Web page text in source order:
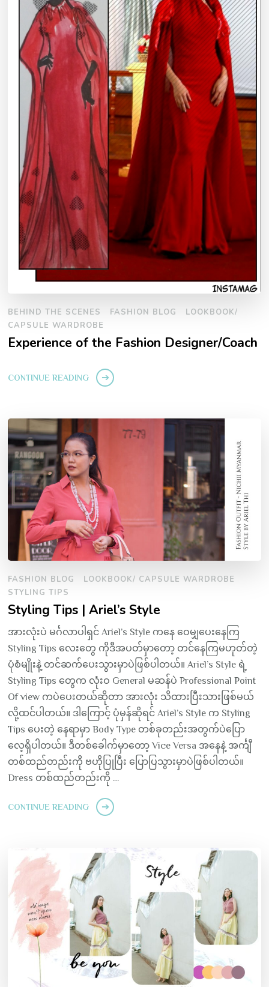
BEHIND THE SCENES FASHION BLOG
LOOKBOOK/
CAPSULE WARDROBE
Experience of the Fashion Designer/Coach
CONTINUE READING
FASHION BLOG
LOOKBOOK/ CAPSULE WARDROBE
STYLING TIPS
Styling Tips | Ariel’s Style
အားလုံးပဲ မင်္ဂလာပါရှင် Ariel’s Style ကနေ ဝေမျှပေးနေကြ
Styling Tips လေးတွေ ကိုဒီအပတ်မှာတော့ တင်နေကြမဟုတ်တဲ့
ပုံစံမျိုးနဲ့ တင်ဆက်ပေးသွားမှာပဲဖြစ်ပါတယ်။ Ariel’s Style ရဲ့
Styling Tips တွေက လုံးဝ General မဆန်ပဲ Professional Point
Of view ကပဲပေးတယ်ဆိုတာ အားလုံး သိထားပြီးသားဖြစ်မယ်
လို့ထင်ပါတယ်။ ဒါကြောင့် ပုံမှန်ဆိုရင် Ariel’s Style က Styling
Tips ပေးတဲ့ နေရာမှာ Body Type တစ်ခုတည်းအတွက်ပဲပြော
လေ့ရှိပါတယ်။ ဒီတစ်ခေါက်မှာတော့ Vice Versa အနေနဲ့ အင်္ကျီ
တစ်ထည်တည်းကို ဗဟိုပြုပြီး ပြောပြသွားမှာပဲဖြစ်ပါတယ်။
Dress တစ်ထည်တည်းကို …
CONTINUE READING